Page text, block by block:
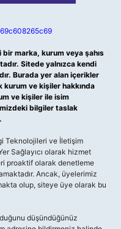
marka, kurum veya şahıs
Sitede yalnızca kendi
Burada yer alan içerikler
ve kişiler hakkında
ve kişiler ile isim
bilgiler taslak
Teknolojileri ve İletişim
Sağlayıcı olarak hizmet
proaktif olarak denetleme
Ancak, üyelerimiz
olup, siteye üye olarak bu
düşündüğünüz